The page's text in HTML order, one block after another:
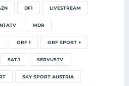
DF1 LIVESTREAM
MDR
ORF 1 ORF SPORT +
SAT.1 SERVUSTV
SKY SPORT AUSTRIA